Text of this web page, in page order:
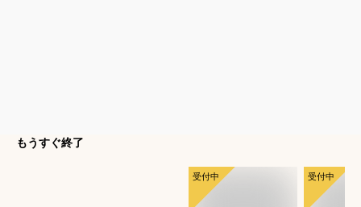
もうすぐ終了
受付中 受付中